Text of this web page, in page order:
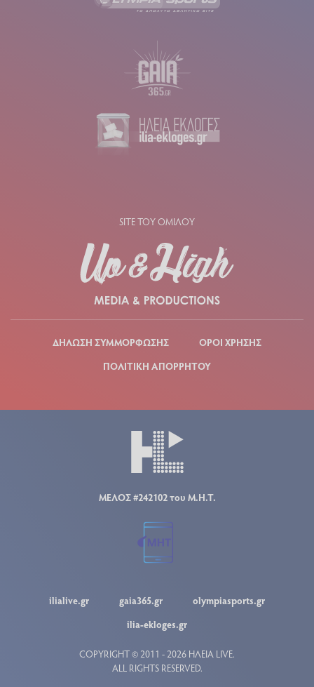
SITE ΤΟΥ ΟΜΙΛΟΥ
ΔΗΛΩΣΗ ΣΥΜΜΟΡΦΩΣΗΣ
ΟΡΟΙ ΧΡΗΣΗΣ
ΠΟΛΙΤΙΚΗ ΑΠΟΡΡΗΤΟΥ
ΜΕΛΟΣ #242102 του Μ.Η.Τ.
ilialive.gr gaia365.gr
olympiasports.gr
ilia-ekloges.gr
COPYRIGHT © 2011 - 2026 ΗΛΕΙΑ LIVE.
ALL RIGHTS RESERVED.